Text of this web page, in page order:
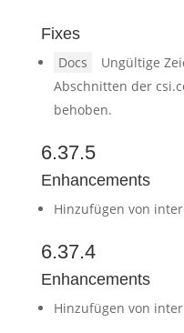
Fixes
Docs
Ungültige
Abschnitten der
behoben.
6.37.5
Enhancements
Hinzufügen von
6.37.4
Enhancements
Hinzufügen von